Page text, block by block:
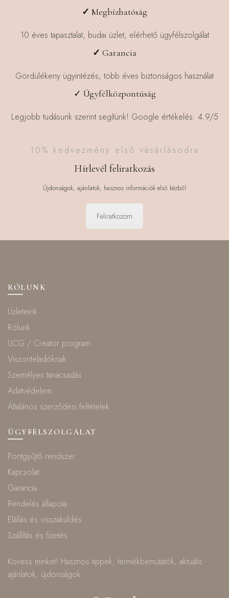
✓ Megbízhatóság
10 éves tapasztalat, budai üzlet, elérhető ügyfélszolgálat
✓ Garancia
Gördülékeny ügyintézés, több éves biztonságos használat
✓ Ügyfélközpontúság
Legjobb tudásunk szerint segítünk! Google értékelés: 4.9/5
10% kedvezmény első vásárlásodra
Hírlevél feliratkozás
Újdonságok, ajánlatok, hasznos információk első kézből
Feliratkozom
RÓLUNK
Üzleteink
Rólunk
UCG / Creator program
Viszonteladóknak
Személyes tanácsadás
Adatvédelem
Általános szerződési feltételek
ÜGYFÉLSZOLGÁLAT
Pontgyűjtő rendszer
Kapcsolat
Garancia
Rendelés állapota
Elállás és visszaküldés
Szállítás és fizetés
Kövess minket! Hasznos tippek, termékbemutatók, aktuális
ajánlatok, újdonságok: